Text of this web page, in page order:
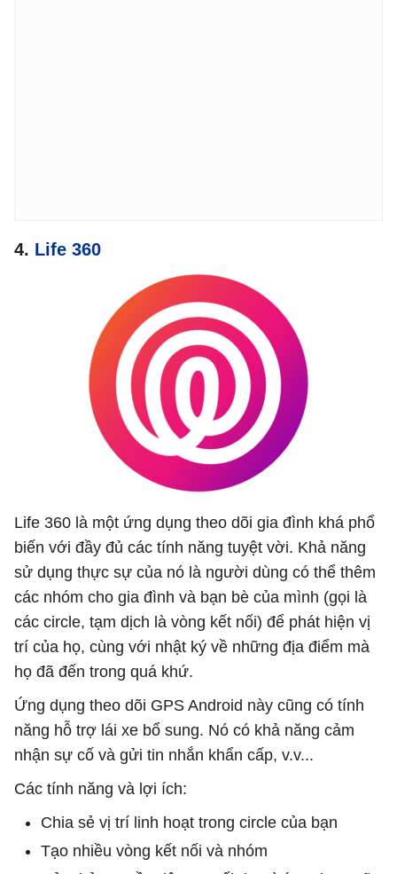
4. Life 360
Life 360 ​​là một ứng dụng theo dõi gia đình khá phổ
biến với đầy đủ các tính năng tuyệt vời. Khả năng
sử dụng thực sự của nó là người dùng có thể thêm
các nhóm cho gia đình và bạn bè của mình (gọi là
các circle, tạm dịch là vòng kết nối) để phát hiện vị
trí của họ, cùng với nhật ký về những địa điểm mà
họ đã đến trong quá khứ.
Ứng dụng theo dõi GPS Android này cũng có tính
năng hỗ trợ lái xe bổ sung. Nó có khả năng cảm
nhận sự cố và gửi tin nhắn khẩn cấp, v.v...
Các tính năng và lợi ích:
Chia sẻ vị trí linh hoạt trong circle của bạn
Tạo nhiều vòng kết nối và nhóm